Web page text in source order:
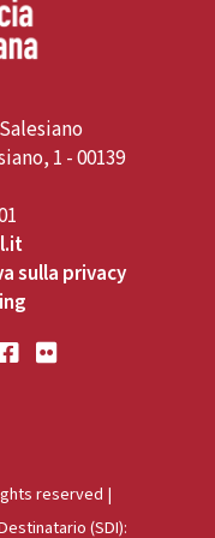
1 - 00139
sulla privacy
reserved |
(SDI):